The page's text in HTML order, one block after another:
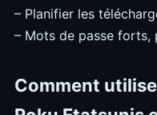
– Planifier les
– Mots de passe forts,
Comment